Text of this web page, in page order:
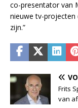
co-presentator van
nieuwe tv-projecten
zijn.”
Frits
van